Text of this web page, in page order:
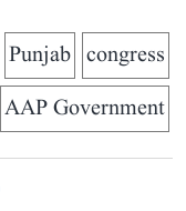
congress
Punjab
AAP Government